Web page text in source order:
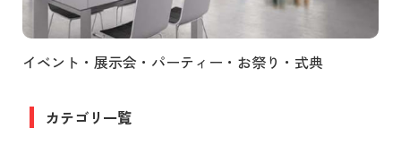
イベント・展示会・パーティー・お祭り・式典
カテゴリ一覧